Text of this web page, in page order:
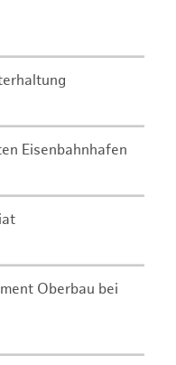
Eisenbahnhafen
Oberbau bei